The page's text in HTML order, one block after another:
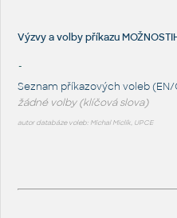
Výzvy a volby příkazu
-
Seznam příkazových voleb (EN/
žádné volby (klíčová slova)
autor databáze voleb: Michal Miclík, UPCE